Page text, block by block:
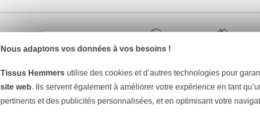
Nous adaptons vos données à vos besoins !
Tissus Hemmers utilise des cookies et d’autres technologies pour
site web. Ils servent également à améliorer votre expérience en tant
pertinents et des publicités personnalisées, et en optimisant votre